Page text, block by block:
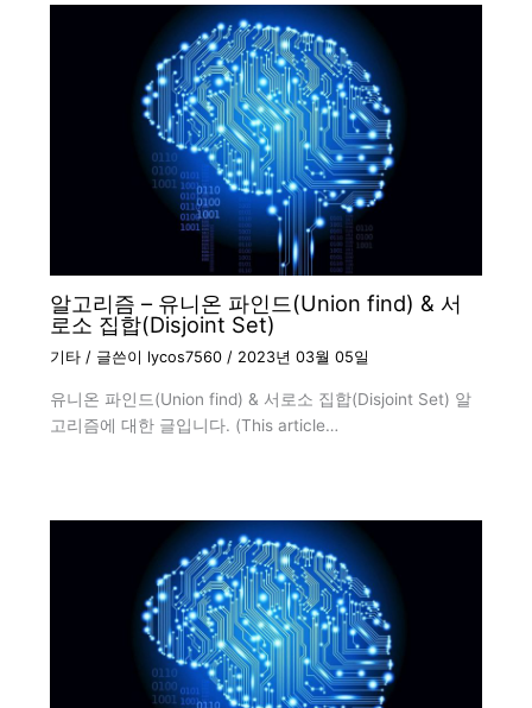
알고리즘 – 유니온 파인드(Union find) & 서
로소 집합(Disjoint Set)
기타/ 글쓴이 lycos7560 / 2023년 03월 05일
유니온 파인드(Union find) & 서로소 집합(Disjoint Set) 알
고리즘에 대한 글입니다. (This article…